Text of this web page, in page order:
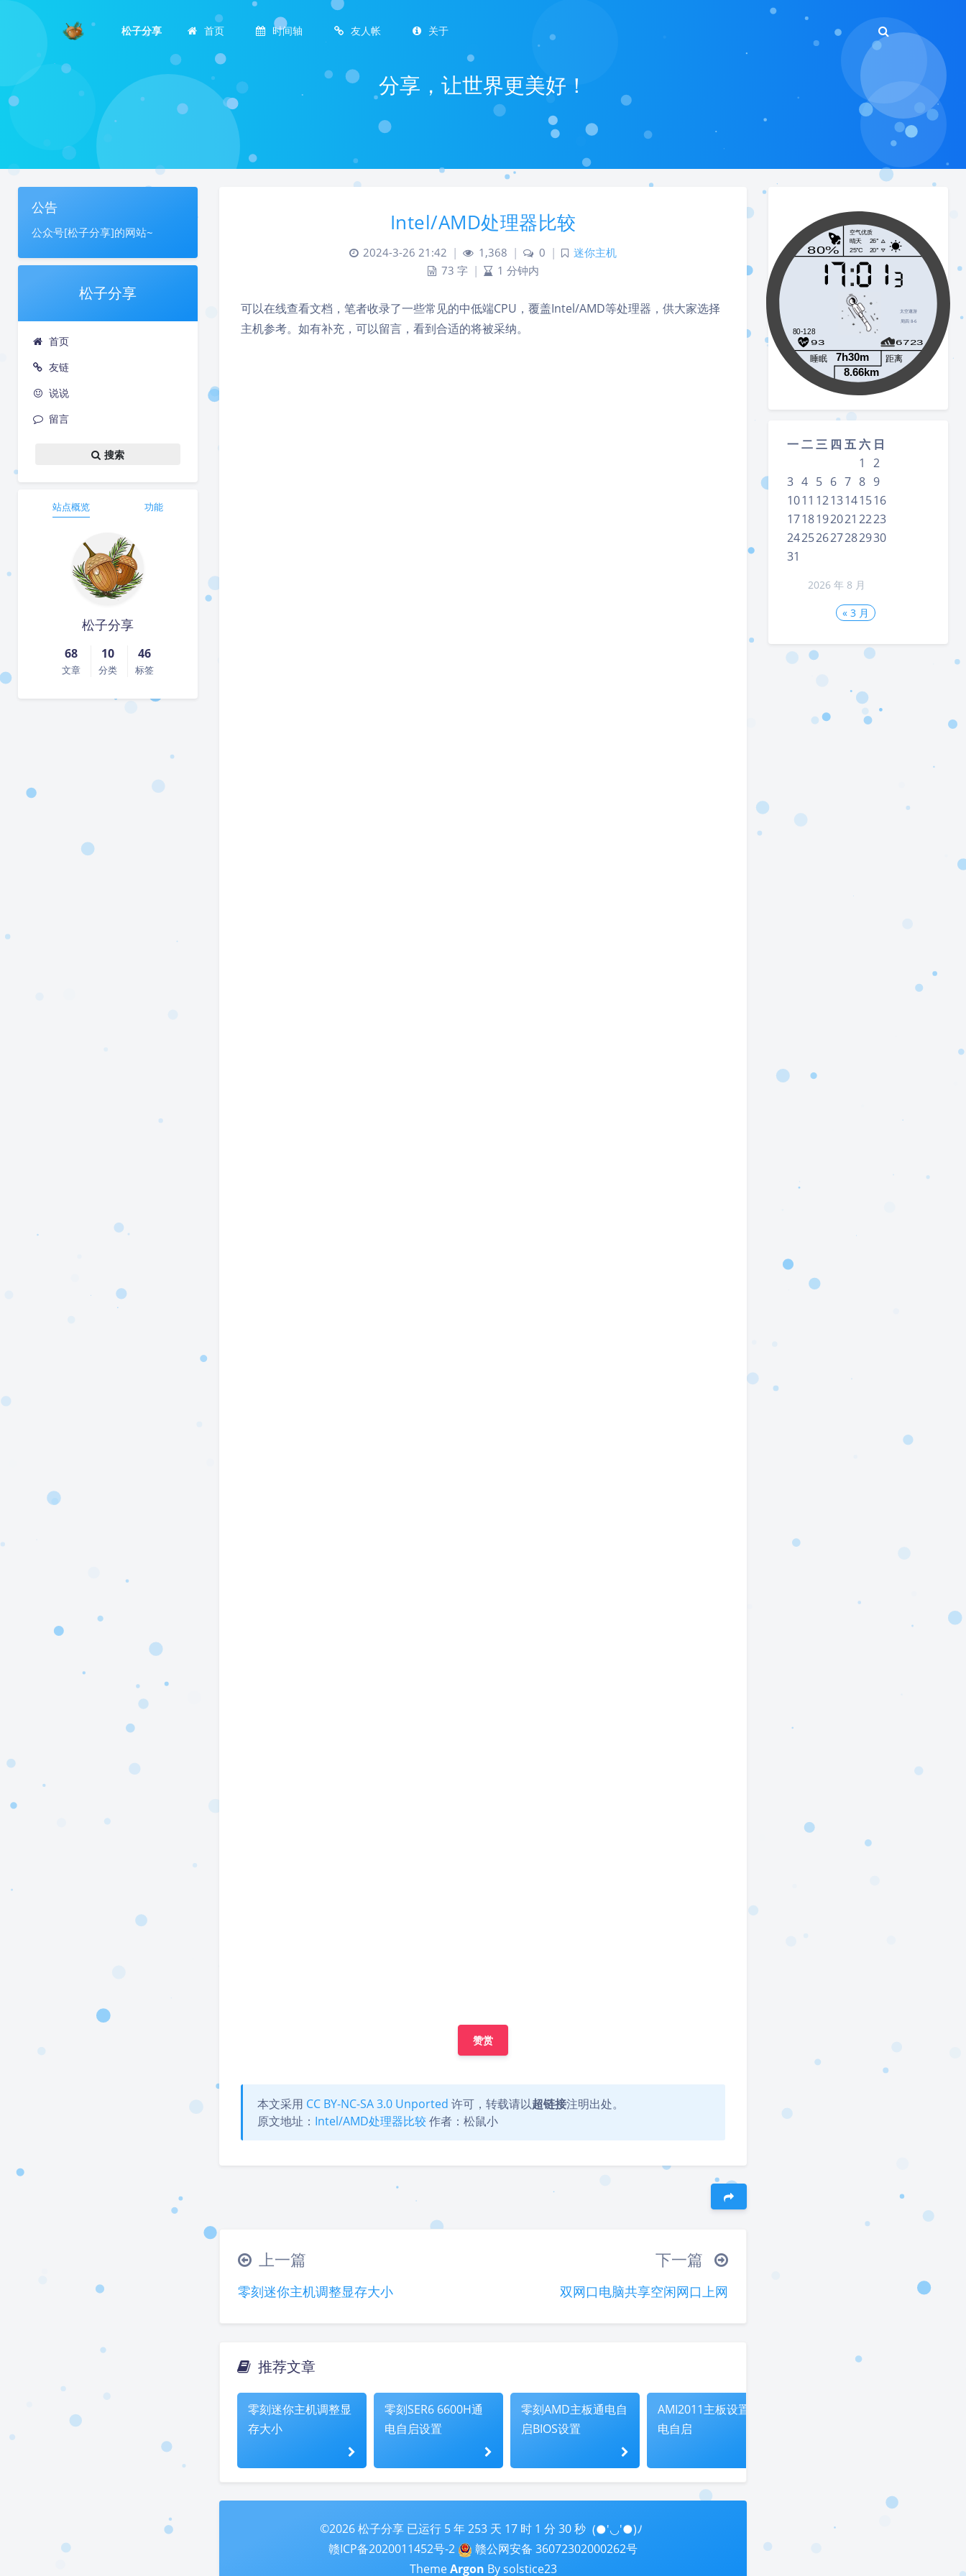
松子分享 首页 时间轴 友人帐 关于
分享，让世界更美好！
公告
公众号[松子分享]的网站~
松子分享
首页
友链
说说
留言
搜索
站点概览 功能
松子分享
68
文章
10
分类
46
标签
周四 8-6
太空遨游
2026 年 8 月
一二三 四 五 六 日
1
2
3 4 5 6 7 8 9
1011 1213141516
1718192021 2223
24252627282930
31
« 3 月
Intel/AMD处理器比较
2024-3-26 21:42 | 1,368 | 0 |
迷你主机
73 字 | 1 分钟内
可以在线查看文档，笔者收录了一些常见的中低端CPU，覆盖Intel/AMD等处理器，供大家选择
主机参考。如有补充，可以留言，看到合适的将被采纳。
赞赏
本文采用 CC BY-NC-SA 3.0 Unported 许可，转载请以超链接注明出处。
原文地址： Intel/AMD处理器比较作者：松鼠小
上一篇
零刻迷你主机调整显存大小
下一篇
双网口电脑共享空闲网口上网
推荐文章
零刻迷你主机调整显
存大小
零刻SER6 6600H通
电自启设置
零刻AMD主板通电自
启BIOS设置
AMI2011主板设置通
电自启
©2026松子分享 已运行 5 年 253 天 17 时 1 分 31 秒 (●'◡'●)ﾉ
赣ICP备2020011452号-2
赣公网安备 36072302000262号
ThemeArgon By solstice23